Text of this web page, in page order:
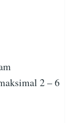
2 – 6